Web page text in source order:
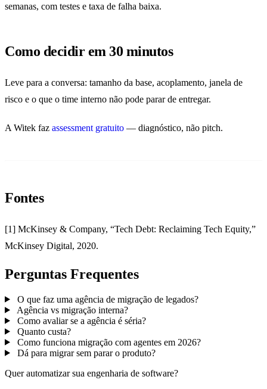
semanas, com testes e taxa de falha baixa.
Como decidir em 30 minutos
Leve para a conversa: tamanho da base, acoplamento, janela de
risco e o que o time interno não pode parar de entregar.
A Witek faz assessment gratuito — diagnóstico, não pitch.
Fontes
[1] McKinsey & Company, “Tech Debt: Reclaiming Tech Equity,”
McKinsey Digital, 2020.
Perguntas Frequentes
O que faz uma agência de migração de legados?
Agência vs migração interna?
Como avaliar se a agência é séria?
Quanto custa?
Como funciona migração com agentes em 2026?
Dá para migrar sem parar o produto?
Quer automatizar sua engenharia de software?